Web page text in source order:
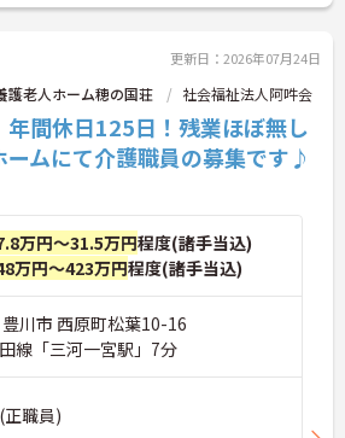
更新日：2026年07月24日
護老人ホーム穂の国荘 社会福祉法人阿吽会
年間休日125日！残業ほぼ無し
ムにて介護職員の募集です♪
万円～31.5万円程度(諸手当込)
万円～423万円程度(諸手当込)
川市 西原町松葉10-16
線「三河一宮駅」7分
職員)